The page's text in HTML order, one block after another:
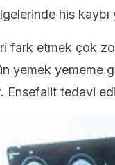
his kaybı
fark etmek çok
yemek yememe
Ensefalit tedavi